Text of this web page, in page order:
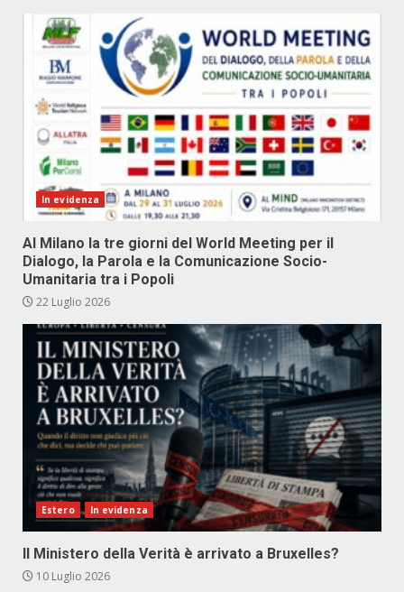
In evidenza
Al Milano la tre giorni del World Meeting per il
Dialogo, la Parola e la Comunicazione Socio-
Umanitaria tra i Popoli
22 Luglio 2026
Estero In evidenza
Il Ministero della Verità è arrivato a Bruxelles?
10 Luglio 2026